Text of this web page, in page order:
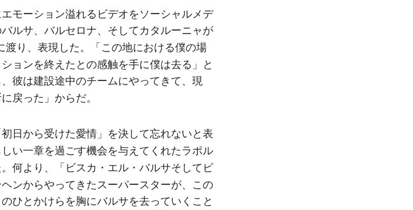
モーション溢れるビデオをソーシャルメデ
ルサ、バルセロナ、そしてカタルーニャが
渡り、表現した。「この地における僕の場
ョンを終えたとの感触を手に僕は去る」と
彼は建設途中のチームにやってきて、現
戻った 」からだ。
初日から受けた愛情 」を決して忘れないと表
い一章を過ごす機会を与えてくれたラポル
何より、「ビスカ・エル・バルサそしてビ
ヘンからやってきたスーパースターが、この
ひとかけらを胸にバルサを去っていくこと